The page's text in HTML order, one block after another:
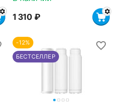
1 310 ₽
-12%
БЕСТСЕЛЛЕР